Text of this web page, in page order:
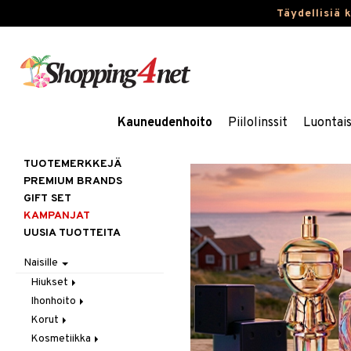
Täydellisiä
Kauneudenhoito Piilolinssit
TUOTEMERKKEJÄ
PREMIUM BRANDS
GIFT SET
KAMPANJAT
UUSIA TUOTTEITA
Naisille
Hiukset
Gift Set
Harjat / Kammat
Hiuskuurit
Ihonhoito
Aurinkotuotteet
Erikoistuotteet
Korut
Kaulakorut
Kosmetiikka